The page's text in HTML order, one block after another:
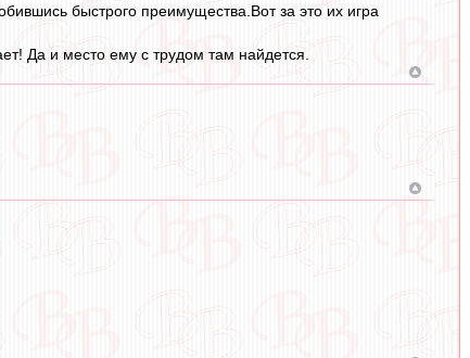
быстрого преимущества.Вот за это их игра
Да и место ему с трудом там найдется.